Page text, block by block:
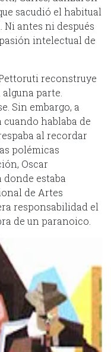
sacudió el habitual
Ni antes ni después
intelectual de
reconstruye
parte.
Sin embargo, a
hablaba de
al recordar
polémicas
Oscar
estaba
de Artes
responsabilidad el
de un paranoico.